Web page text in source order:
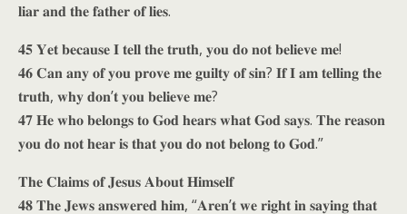
𝐥𝐢𝐚𝐫 𝐚𝐧𝐝 𝐭𝐡𝐞 𝐟𝐚𝐭𝐡𝐞𝐫 𝐨𝐟 𝐥𝐢𝐞𝐬.
𝟒𝟓 𝐘𝐞𝐭 𝐛𝐞𝐜𝐚𝐮𝐬𝐞 𝐈 𝐭𝐞𝐥𝐥 𝐭𝐡𝐞 𝐭𝐫𝐮𝐭𝐡, 𝐲𝐨𝐮 𝐝𝐨 𝐧𝐨𝐭 𝐛𝐞𝐥𝐢𝐞𝐯𝐞 𝐦𝐞!
𝟒𝟔 𝐂𝐚𝐧 𝐚𝐧𝐲 𝐨𝐟 𝐲𝐨𝐮 𝐩𝐫𝐨𝐯𝐞 𝐦𝐞 𝐠𝐮𝐢𝐥𝐭𝐲 𝐨𝐟 𝐬𝐢𝐧? 𝐈𝐟 𝐈 𝐚𝐦 𝐭𝐞𝐥𝐥𝐢𝐧𝐠 𝐭𝐡𝐞
𝐭𝐫𝐮𝐭𝐡, 𝐰𝐡𝐲 𝐝𝐨𝐧’𝐭 𝐲𝐨𝐮 𝐛𝐞𝐥𝐢𝐞𝐯𝐞 𝐦𝐞?
𝟒𝟕 𝐇𝐞 𝐰𝐡𝐨 𝐛𝐞𝐥𝐨𝐧𝐠𝐬 𝐭𝐨 𝐆𝐨𝐝 𝐡𝐞𝐚𝐫𝐬 𝐰𝐡𝐚𝐭 𝐆𝐨𝐝 𝐬𝐚𝐲𝐬. 𝐓𝐡𝐞 𝐫𝐞𝐚𝐬𝐨𝐧
𝐲𝐨𝐮 𝐝𝐨 𝐧𝐨𝐭 𝐡𝐞𝐚𝐫 𝐢𝐬 𝐭𝐡𝐚𝐭 𝐲𝐨𝐮 𝐝𝐨 𝐧𝐨𝐭 𝐛𝐞𝐥𝐨𝐧𝐠 𝐭𝐨 𝐆𝐨𝐝.”
𝐓𝐡𝐞 𝐂𝐥𝐚𝐢𝐦𝐬 𝐨𝐟 𝐉𝐞𝐬𝐮𝐬 𝐀𝐛𝐨𝐮𝐭 𝐇𝐢𝐦𝐬𝐞𝐥𝐟
𝟒𝟖 𝐓𝐡𝐞 𝐉𝐞𝐰𝐬 𝐚𝐧𝐬𝐰𝐞𝐫𝐞𝐝 𝐡𝐢𝐦, “𝐀𝐫𝐞𝐧’𝐭 𝐰𝐞 𝐫𝐢𝐠𝐡𝐭 𝐢𝐧 𝐬𝐚𝐲𝐢𝐧𝐠 𝐭𝐡𝐚𝐭